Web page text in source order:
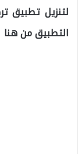
لتنزيل تطبيق
التطبيق من هنا